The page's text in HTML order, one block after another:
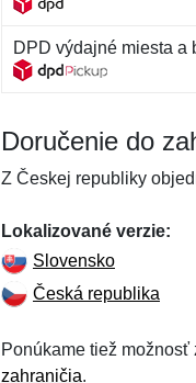
DPD výdajné miesta a
Doručenie do
Z Českej republiky
Lokalizované verzie:
Slovensko
Česká republika
Ponúkame tiež
zahraničia.